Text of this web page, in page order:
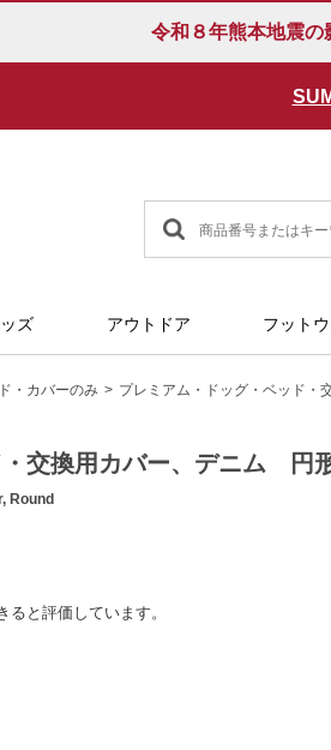
令和８年熊本地震の
ズ アウトドア フット
・カバーのみ プレミアム・ドッグ・ベッド
交換用カバー、デニム 円
Round
と評価しています。